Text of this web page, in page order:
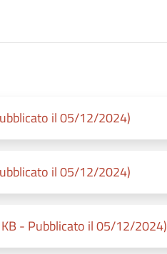
il 05/12/2024)
il 05/12/2024)
- Pubblicato il 05/12/2024)